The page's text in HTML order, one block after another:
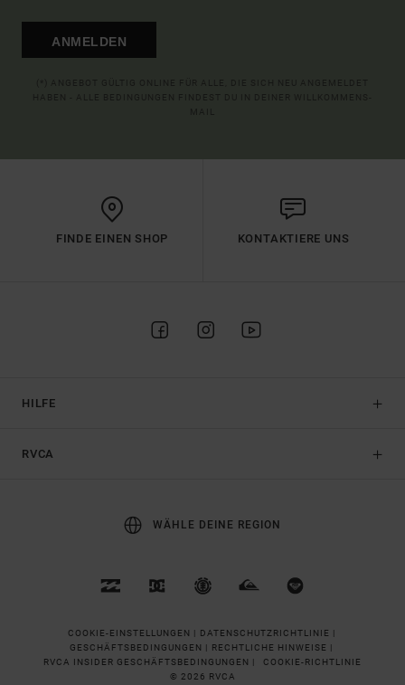
ANMELDEN
FINDE EINEN SHOP KONTAKTIERE UNS
HILFE
RVCA
WÄHLE DEINE REGION
COOKIE-EINSTELLUNGEN | DATENSCHUTZRICHTLINIE |
GESCHÄFTSBEDINGUNGEN | RECHTLICHE HINWEISE |
RVCA INSIDER GESCHÄFTSBEDINGUNGEN |
COOKIE-RICHTLINIE
© 2026 RVCA